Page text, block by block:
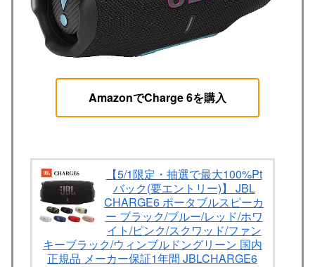
AmazonでCharge 6を購入
【5/1限定・抽選で最大100%Pt
バック(要エントリー)】 JBL
CHARGE6 ポータブルスピーカ
ー ブラック/ブルー/レッド/ホワ
イト/ピンク/スクワッド/ファン
キーブラック/ウィンブルドングリーン 国内
正規品 メーカー保証1年間 JBLCHARGE6